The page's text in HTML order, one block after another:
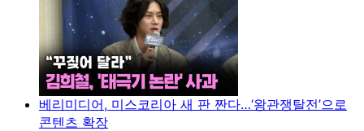
베리미디어, 미스코리아 새 판 짠다…‘왕관쟁탈전’으로
콘텐츠 확장